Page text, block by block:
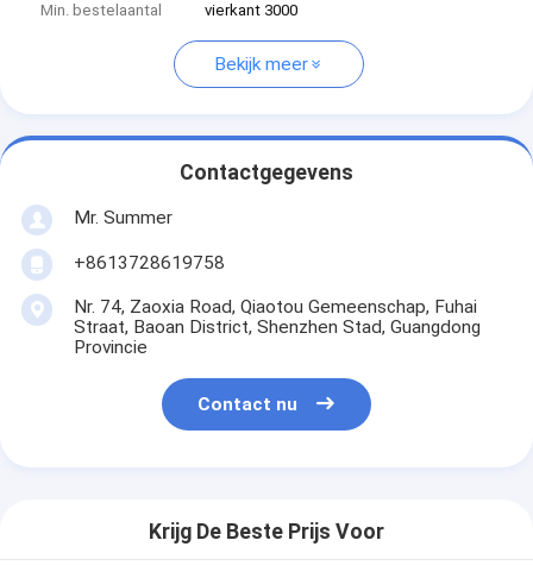
Min. bestelaantal
vierkant 3000
Bekijk meer
Contactgegevens
Mr. Summer
+8613728619758
Nr. 74, Zaoxia Road, Qiaotou Gemeenschap, Fuhai
Straat, Baoan District, Shenzhen Stad, Guangdong
Provincie
Contact nu
Krijg De Beste Prijs Voor